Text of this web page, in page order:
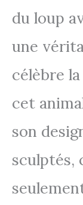
du loup
une
célèbre
cet
son
sculptés,